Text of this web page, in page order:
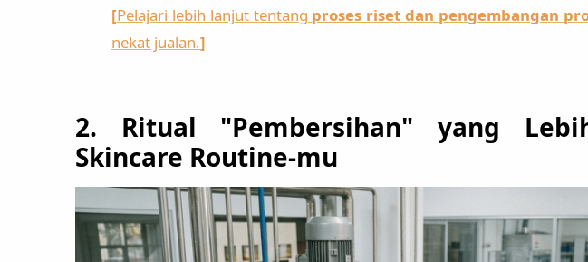
[Pelajari lebih lanjut tentang proses riset dan pengembangan
nekat jualan.]
2. Ritual "Pembersihan" yang
Skincare Routine-mu